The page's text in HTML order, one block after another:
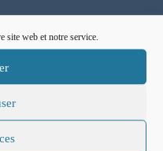
site web et notre service.